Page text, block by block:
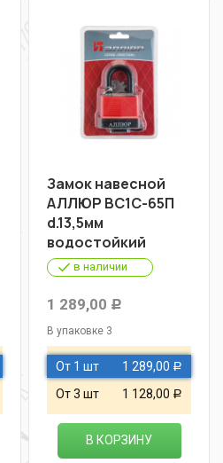
Замок навесной
АЛЛЮР ВС1С-65П
d.13,5мм
водостойкий
в наличии
1 289,00 Р
В упаковке 3
От 1 шт 1 289,00 Р
От 3 шт 1 128,00 Р
В КОРЗИНУ